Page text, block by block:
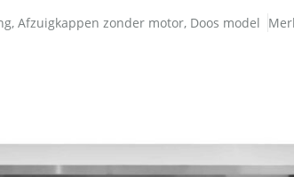
, Afzuigkappen zonder motor, Doos model